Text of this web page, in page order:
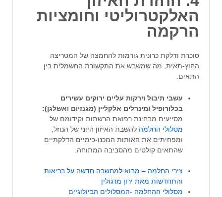
האלקטרוליטי וחומציות
הרקמה
סוכרת ודלקת כרונית גורמות להחמצה של המטריצה
החוץ-תאית, מה שמשבש את התקשורת החשמלית בין
התאים.
עשבי תיבול וירקות עליים ירוקים עשירים
בכלורופיל ומינרלים אלקליין (מגנזיום ואשלגן):
מסייעים מבחינת רפואת הרשתות וקידומם של
מסלולי החלמה להשבת האיזון היוני של הנוזל,
ומפחיתים את האותות המכנו-כימיים הדלקתיים
שהתאים קולטים מהסביבה המתוחה.
צירי החלמה – מבוא למחשבה חדשה על בריאות
והתחדשות מאת ירון מרגולין
מסלולי ההחלמה -המסלולים הביולוגיים